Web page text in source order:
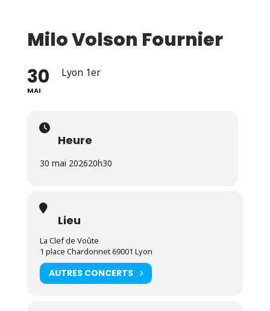
Milo Volson Fournier
30
MAI
Lyon 1er
Heure
30 mai 202620h30
Lieu
La Clef de Voûte
1 place Chardonnet 69001 Lyon
AUTRES CONCERTS